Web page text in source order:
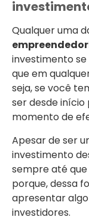
Qualquer uma
investimento
que em
seja, se você
ser desde
momento de
Apesar de ser
investimento
sempre até que
porque, dessa
apresentar
investidores.